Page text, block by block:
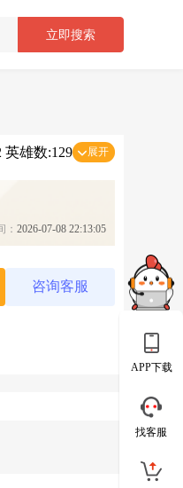
立即搜索
英雄数:129 展开
： 2026-07-08 22:13:05
咨询客服
APP下载
找客服